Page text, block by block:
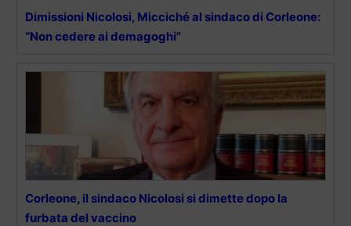
Dimissioni Nicolosi, Micciché al sindaco di Corleone:
“Non cedere ai demagoghi”
Corleone, il sindaco Nicolosi si dimette dopo la
furbata del vaccino